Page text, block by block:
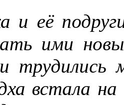
и её
ими
трудились
встала на